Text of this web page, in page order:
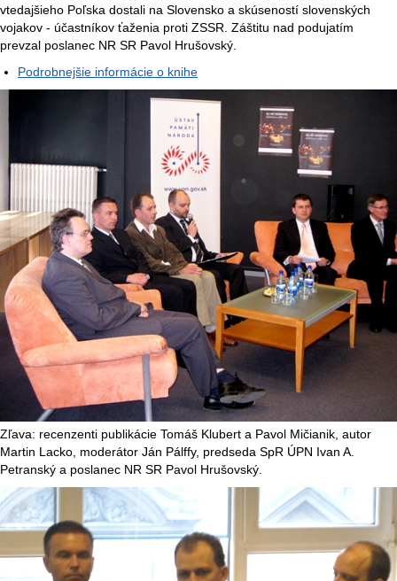
vtedajšieho Poľska dostali na Slovensko a skúseností slovenských
vojakov - účastníkov ťaženia proti ZSSR. Záštitu nad podujatím
prevzal poslanec NR SR Pavol Hrušovský.
Podrobnejšie informácie o knihe
Zľava: recenzenti publikácie Tomáš Klubert a Pavol Mičianik, autor
Martin Lacko, moderátor Ján Pálffy, predseda SpR ÚPN Ivan A.
Petranský a poslanec NR SR Pavol Hrušovský.